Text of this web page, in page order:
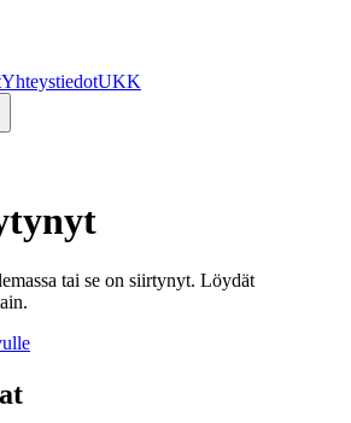
YhteystiedotUKK
tai se on siirtynyt. Löydät